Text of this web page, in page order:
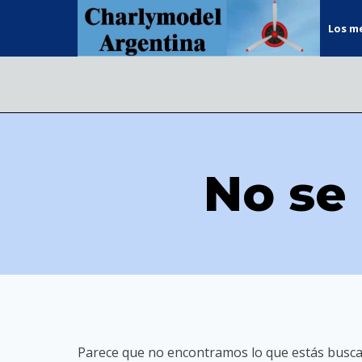
Los
No
Parece que no encontramos lo que estás